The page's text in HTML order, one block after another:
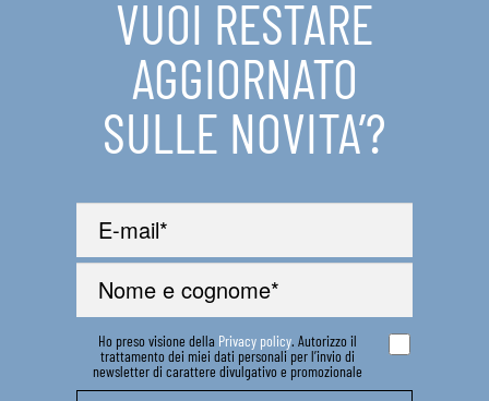
IN EVIDENZA
CONTATTI
VUOI RESTARE
AGGIORNATO
SULLE NOVITA’?
Ho preso visione della Privacy policy. Autorizzo il
trattamento dei miei dati personali per l’invio di
newsletter di carattere divulgativo e promozionale